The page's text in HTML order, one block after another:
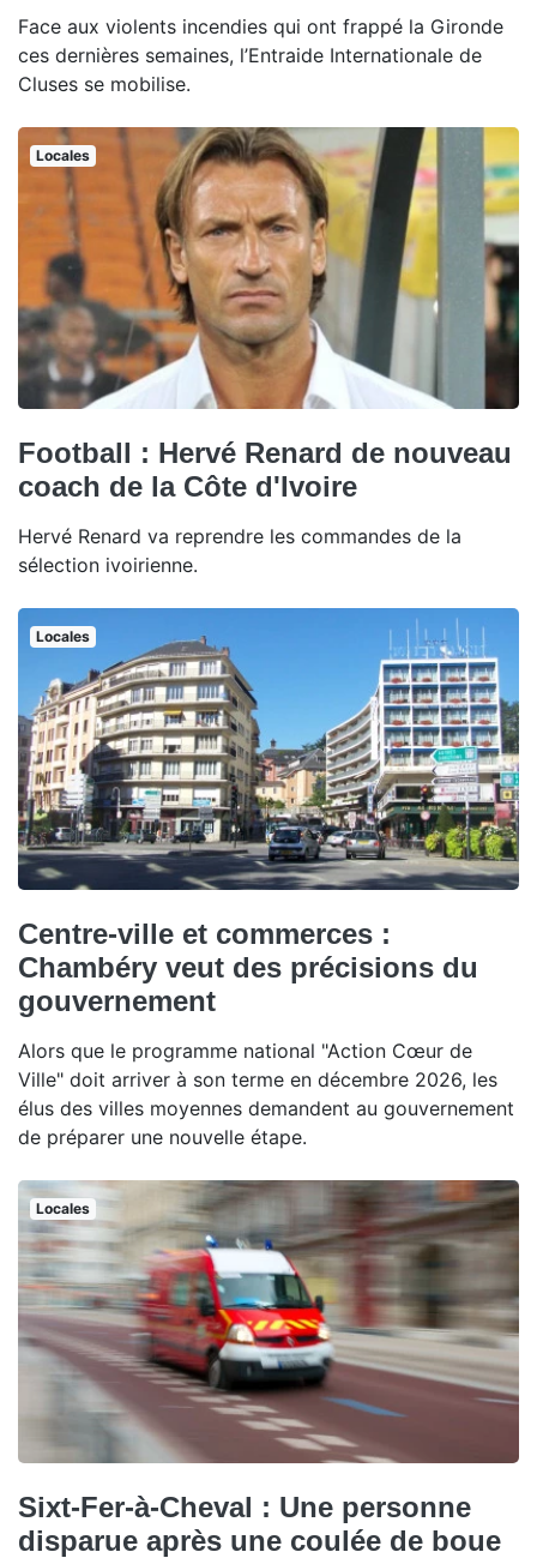
Face aux violents incendies qui ont frappé la Gironde
ces dernières semaines, l’Entraide Internationale de
Cluses se mobilise.
Locales
Football : Hervé Renard de nouveau
coach de la Côte d'Ivoire
Hervé Renard va reprendre les commandes de la
sélection ivoirienne.
Locales
Centre-ville et commerces :
Chambéry veut des précisions du
gouvernement
Alors que le programme national "Action Cœur de
Ville" doit arriver à son terme en décembre 2026, les
élus des villes moyennes demandent au gouvernement
de préparer une nouvelle étape.
Locales
Sixt-Fer-à-Cheval : Une personne
disparue après une coulée de boue